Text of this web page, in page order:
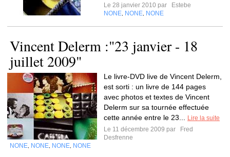
Le 28 janvier 2010 par
Estebe
NONE NONE NONE
Vincent Delerm :"23 janvier - 18
juillet 2009"
Le livre-DVD live de Vincent Delerm,
est sorti : un livre de 144 pages
avec photos et textes de Vincent
Delerm sur sa tournée effectuée
cette année entre le 23...
Lire la suite
Le 11 décembre 2009 par
Fred
Desfrenne
NONE NONE NONE NONE